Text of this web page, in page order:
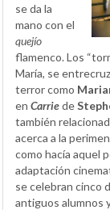
se da la
mano con el
quejío
flamenco. Los
María, se
terror como
en Carriede
también
acerca a la
como hacía aquel
adaptación
se celebran cinco
antiguos alumnos